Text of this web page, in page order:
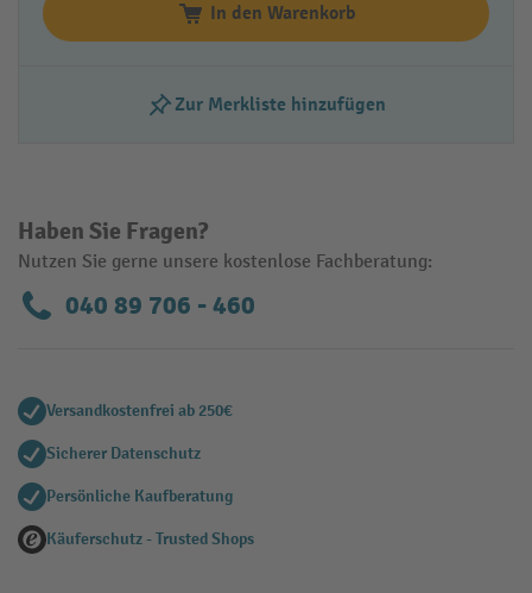
In den Warenkorb
Zur Merkliste hinzufügen
Haben Sie Fragen?
Nutzen Sie gerne unsere kostenlose Fachberatung:
040 89 706 - 460
Versandkostenfrei ab 250€
Sicherer Datenschutz
Persönliche Kaufberatung
Käuferschutz - Trusted Shops